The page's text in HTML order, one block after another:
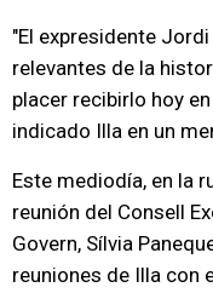
"El expresidente
relevantes de la
placer recibirlo hoy
indicado Illa en un
Este mediodía, en la
reunión del Consell
Govern, Sílvia
reuniones de Illa con